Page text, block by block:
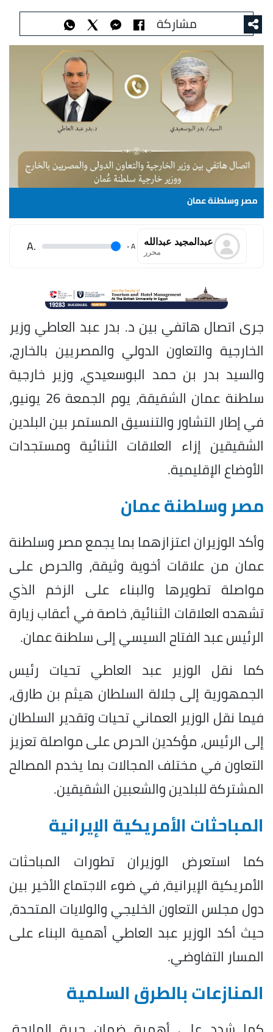
مشاركة
مصر وسلطنة عمان
⁠عبدالمجيد عبدالله
محرر A
.
.A
جرى اتصال هاتفي بين د. بدر عبد العاطي وزير
الخارجية والتعاون الدولي والمصريين بالخارج،
والسيد بدر بن حمد البوسعيدي، وزير خارجية
سلطنة عمان الشقيقة، يوم الجمعة 26 يونيو،
في إطار التشاور والتنسيق المستمر بين البلدين
الشقيقين إزاء العلاقات الثنائية ومستجدات
الأوضاع الإقليمية.
مصر وسلطنة عمان
وأكد الوزيران اعتزازهما بما يجمع مصر وسلطنة
عمان من علاقات أخوية وثيقة، والحرص على
مواصلة تطويرها والبناء على الزخم الذي
تشهده العلاقات الثنائية، خاصة في أعقاب زيارة
الرئيس عبد الفتاح السيسي إلى سلطنة عمان.
كما نقل الوزير عبد العاطي تحيات رئيس
الجمهورية إلى جلالة السلطان هيثم بن طارق،
فيما نقل الوزير العماني تحيات وتقدير السلطان
إلى الرئيس، مؤكدين الحرص على مواصلة تعزيز
التعاون في مختلف المجالات بما يخدم المصالح
المشتركة للبلدين والشعبين الشقيقين.
المباحثات الأمريكية الإيرانية
كما استعرض الوزيران تطورات المباحثات
الأمريكية الإيرانية، في ضوء الاجتماع الأخير بين
دول مجلس التعاون الخليجي والولايات المتحدة،
حيث أكد الوزير عبد العاطي أهمية البناء على
المسار التفاوضي.
المنازعات بالطرق السلمية